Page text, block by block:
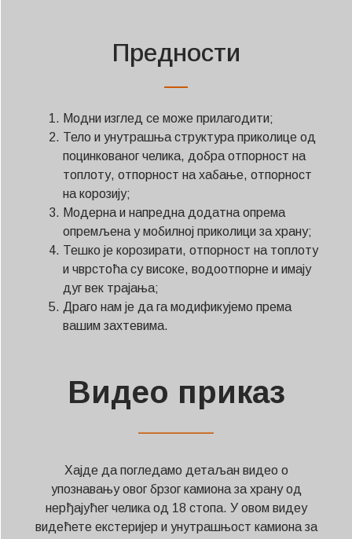
Предности
Модни изглед се може прилагодити;
Тело и унутрашња структура приколице од
поцинкованог челика, добра отпорност на
топлоту, отпорност на хабање, отпорност
на корозију;
Модерна и напредна додатна опрема
опремљена у мобилној приколици за храну;
Тешко је корозирати, отпорност на топлоту
и чврстоћа су високе, водоотпорне и имају
дуг век трајања;
Драго нам је да га модификујемо према
вашим захтевима.
Видео приказ
——————
Хајде да погледамо детаљан видео о
упознавању овог брзог камиона за храну од
нерђајућег челика од 18 стопа. У овом видеу
видећете екстеријер и унутрашњост камиона за